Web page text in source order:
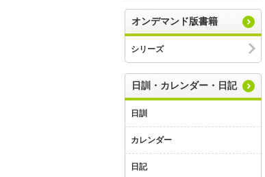
オンデマンド版書籍
シリーズ
日訓・カレンダー・日記
日訓
カレンダー
日記